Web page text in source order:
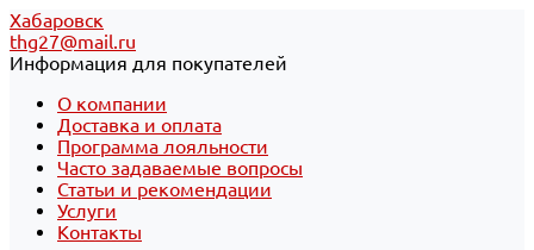
Хабаровск
thg27@mail.ru
Информация для покупателей
О компании
Доставка и оплата
Программа лояльности
Часто задаваемые вопросы
Статьи и рекомендации
Услуги
Контакты